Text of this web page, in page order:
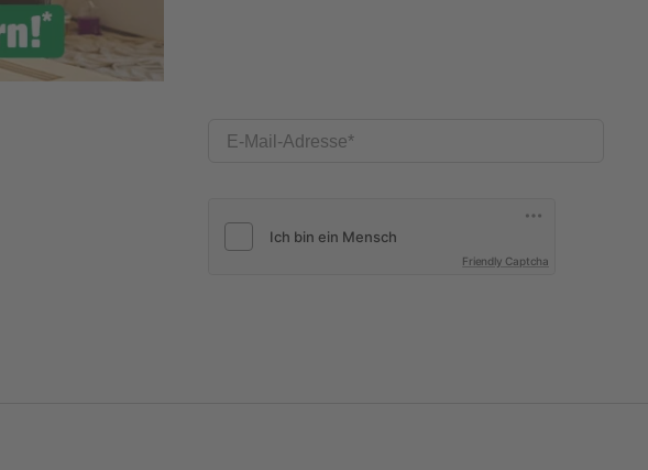
E-Mail-Adresse
Friendly Captcha